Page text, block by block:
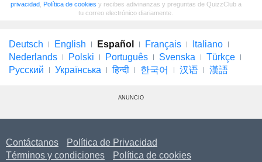
privacidad, Política de cookies y recibes adivinanzas y preguntas de QuizzClub a
tu correo electrónico diariamente.
Deutsch English Español Français
Italiano
Nederlands
Polski Português Svenska
Türkçe
Русский
Українська हिन्दी 한국어 汉语 漢語
ANUNCIO
Contáctanos
Política de Privacidad
Términos y condiciones
Política de cookies